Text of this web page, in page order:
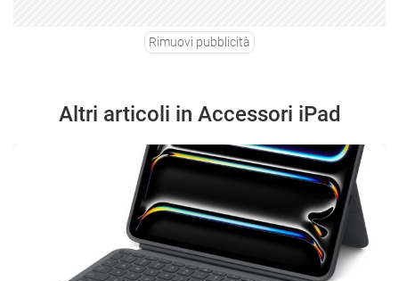
Rimuovi pubblicità
Altri articoli in Accessori iPad